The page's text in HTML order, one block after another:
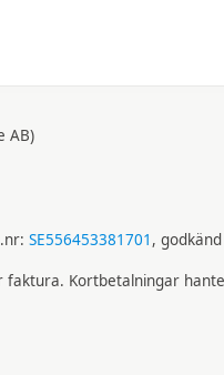
AB)
SE556453381701 ,
faktura. Kortbetalningar